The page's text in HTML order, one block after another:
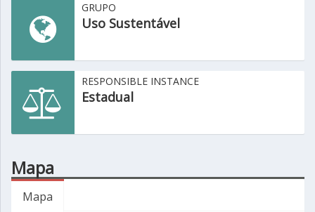
GRUPO
Uso Sustentável
RESPONSIBLE INSTANCE
Estadual
Mapa
Mapa